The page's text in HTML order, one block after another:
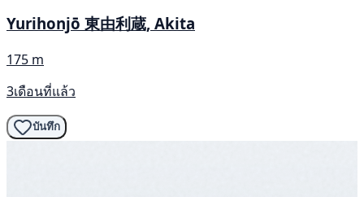
Yurihonjō 東由利蔵, Akita
175 m
3เดือนที่แล้ว
บันทึก